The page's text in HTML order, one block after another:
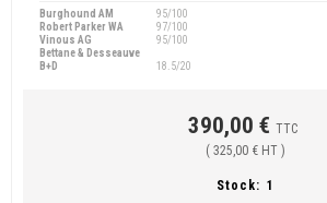
Burghound AM
95/100
Robert Parker WA
97/100
Vinous AG
95/100
Bettane & Desseauve
B+D
18.5/20
390,00 € TTC
( 325,00 € HT )
Stock: 1